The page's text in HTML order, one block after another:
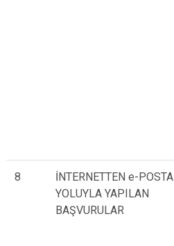
8
İNTERNETTEN e-POSTA
YOLUYLA YAPILAN
BAŞVURULAR